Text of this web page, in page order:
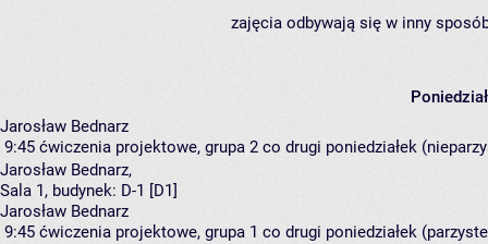
zajęcia odbywają się w inny
Jarosław Bednarz
9:45 ćwiczenia projektowe, grupa 2 co drugi poniedziałek
Jarosław Bednarz,
Sala 1, budynek: D-1 [D1]
Jarosław Bednarz
9:45 ćwiczenia projektowe, grupa 1 co drugi poniedziałek